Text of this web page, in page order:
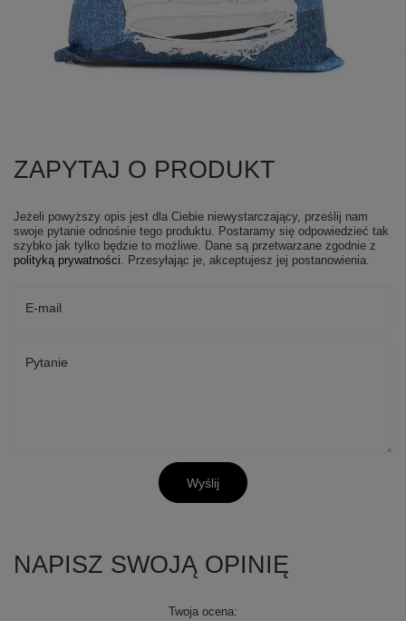
ZAPYTAJ O PRODUKT
Jeżeli powyższy opis jest dla Ciebie niewystarczający, prześlij nam
swoje pytanie odnośnie tego produktu. Postaramy się odpowiedzieć tak
szybko jak tylko będzie to możliwe. Dane są przetwarzane zgodnie z
polityką prywatności. Przesyłając je, akceptujesz jej postanowienia.
E-mail
Pytanie
Wyślij
NAPISZ SWOJĄ OPINIĘ
Twoja ocena: